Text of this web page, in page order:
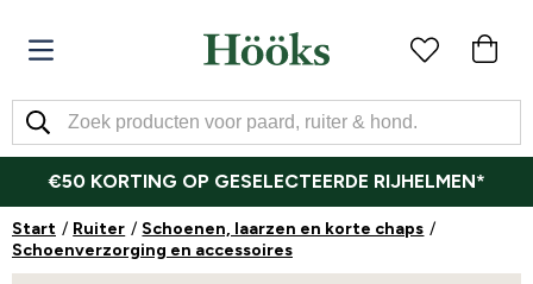
€50 KORTING OP GESELECTEERDE RIJHELMEN*
Start Ruiter
Schoenen, laarzen en korte chaps
Schoenverzorging en accessoires